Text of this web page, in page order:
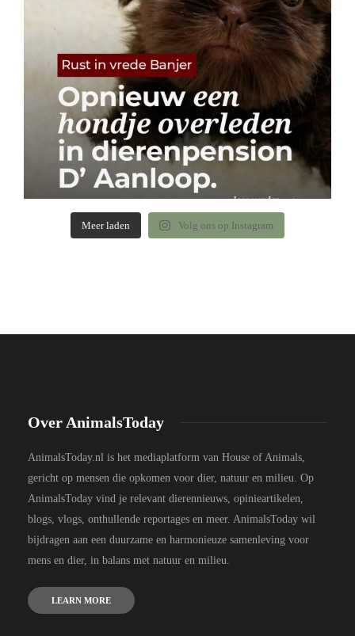
Meer laden Volg ons op Instagram
Over AnimalsToday
AnimalsToday.nl is het mediaplatform van House of Animals,
gericht op mensen die opkomen voor dier, natuur en milieu. Op
AnimalsToday vind je relevant dierennieuws, opinieartikelen,
blogs, vlogs, onthullende reportages en meer. AnimalsToday wil
bijdragen aan een duurzame en harmonieuze samenleving voor
mens en dier, in balans met natuur en milieu.
LEARN MORE